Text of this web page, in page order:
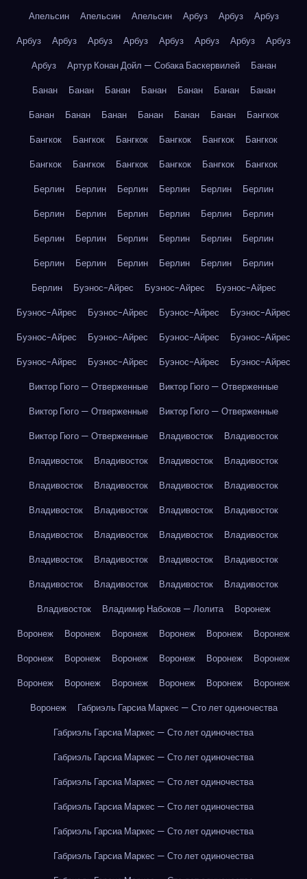
Апельсин Апельсин Апельсин Арбуз Арбуз
Арбуз
Арбуз
Арбуз Арбуз Арбуз Арбуз Арбуз Арбуз
Арбуз
Арбуз
Артур Конан Дойл — Собака Баскервилей
Банан
Банан
Банан Банан Банан Банан Банан
Банан
Банан
Банан Банан Банан Банан Банан
Бангкок
Бангкок
Бангкок Бангкок Бангкок Бангкок
Бангкок
Бангкок
Бангкок Бангкок Бангкок Бангкок
Бангкок
Берлин
Берлин Берлин Берлин Берлин
Берлин
Берлин
Берлин Берлин Берлин Берлин
Берлин
Берлин
Берлин Берлин Берлин Берлин
Берлин
Берлин
Берлин Берлин Берлин Берлин
Берлин
Берлин
Буэнос-Айрес Буэнос-Айрес
Буэнос-Айрес
Буэнос-Айрес
Буэнос-Айрес Буэнос-Айрес
Буэнос-Айрес
Буэнос-Айрес
Буэнос-Айрес Буэнос-Айрес
Буэнос-Айрес
Буэнос-Айрес
Буэнос-Айрес Буэнос-Айрес
Буэнос-Айрес
Виктор Гюго — Отверженные
Виктор Гюго — Отверженные
Виктор Гюго — Отверженные
Виктор Гюго — Отверженные
Виктор Гюго — Отверженные
Владивосток
Владивосток
Владивосток
Владивосток Владивосток
Владивосток
Владивосток
Владивосток Владивосток
Владивосток
Владивосток
Владивосток Владивосток
Владивосток
Владивосток
Владивосток Владивосток
Владивосток
Владивосток
Владивосток Владивосток
Владивосток
Владивосток
Владивосток Владивосток
Владивосток
Владивосток
Владимир Набоков — Лолита
Воронеж
Воронеж
Воронеж Воронеж Воронеж Воронеж
Воронеж
Воронеж
Воронеж Воронеж Воронеж Воронеж
Воронеж
Воронеж
Воронеж Воронеж Воронеж Воронеж
Воронеж
Воронеж
Габриэль Гарсиа Маркес — Сто лет одиночества
Габриэль Гарсиа Маркес — Сто лет одиночества
Габриэль Гарсиа Маркес — Сто лет одиночества
Габриэль Гарсиа Маркес — Сто лет одиночества
Габриэль Гарсиа Маркес — Сто лет одиночества
Габриэль Гарсиа Маркес — Сто лет одиночества
Габриэль Гарсиа Маркес — Сто лет одиночества